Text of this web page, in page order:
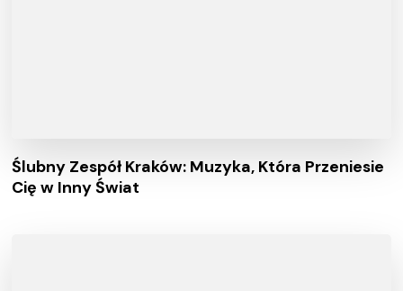
Ślubny Zespół Kraków: Muzyka, Która Przeniesie
Cię w Inny Świat